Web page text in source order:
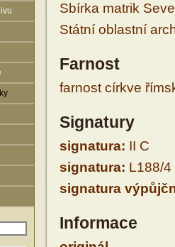
Sbírka matrik
Státní oblastní
Farnost
farnost církve
Signatury
signatura: II C
signatura: L188/4
signatura
Informace